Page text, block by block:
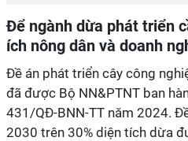
Để ngành dừa phát triển
ích nông dân và doanh
Đề án phát triển cây công
đã được Bộ NN&PTNT ban
431/QĐ-BNN-TT năm 2024.
2030 trên 30% diện tích dừa